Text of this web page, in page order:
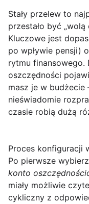
Stały przelew to
przestało być „wolą
Kluczowe jest
po wpływie pensji)
rytmu finansowego.
oszczędności
masz je w
nieświadomie
czasie robią dużą
Proces konfiguracji
Po pierwsze
konto
miały możliwie
cykliczny z